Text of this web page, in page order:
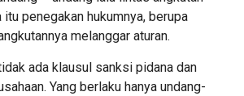
itu penegakan hukumnya, berupa
melanggar aturan.
ada klausul sanksi pidana dan
Yang berlaku hanya undang-